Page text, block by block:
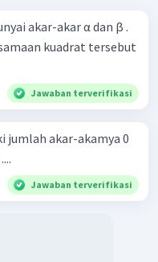
akar-akar α dan β .
kuadrat tersebut
Jawaban terverifikasi
jumlah akar-akamya 0
Jawaban terverifikasi